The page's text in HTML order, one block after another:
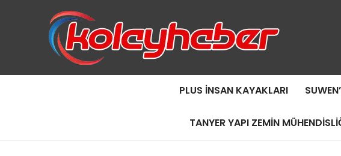
PLUS İNSAN KAYAKLARI
TANYER YAPI ZEMIN